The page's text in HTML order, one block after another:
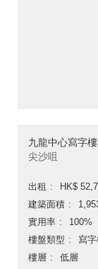
九龍中心寫字
尖沙咀
出租
HK$
建築面積
實用率
100%
樓盤類型
寫
樓層
低層